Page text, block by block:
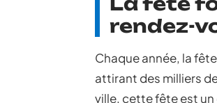
rendez-
Chaque année, la
attirant des milliers
ville, cette fête est